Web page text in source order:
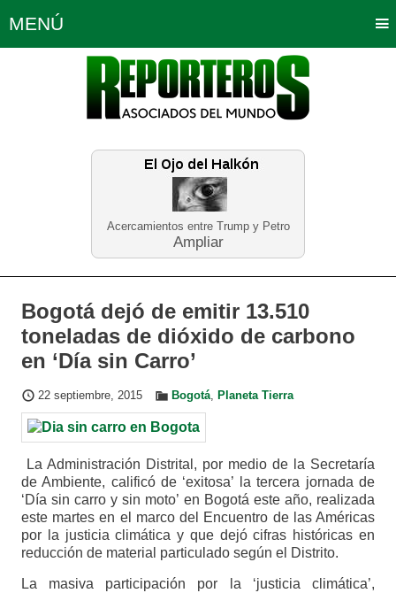
Acercamientos entre Trump y Petro
Ampliar
MENÚ
Política Opinión Bogotá
Planeta Tierra Deportes
Educación Neira
Bogotá dejó de emitir 13.510
toneladas de dióxido de carbono
en ‘Día sin Carro’
22 septiembre, 2015 Bogotá, Planeta Tierra
La Administración Distrital, por medio de la Secretaría
de Ambiente, calificó de ‘exitosa’ la tercera jornada de
‘Día sin carro y sin moto’ en Bogotá este año, realizada
este martes en el marco del Encuentro de las Américas
por la justicia climática y que dejó cifras históricas en
reducción de material particulado según el Distrito.
La masiva participación por la ‘justicia climática’,